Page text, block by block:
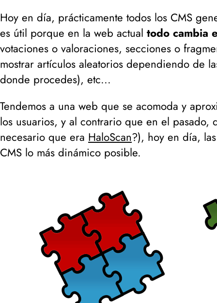
Hoy en día, prácticamente todos los CMS
es útil porque en la web actual todo cambia
votaciones o valoraciones, secciones o
mostrar artículos aleatorios dependiendo de
donde procedes), etc...
Tendemos a una web que se acomoda y
los usuarios, y al contrario que en el pasado,
necesario que era HaloScan?), hoy en día,
CMS lo más dinámico posible.